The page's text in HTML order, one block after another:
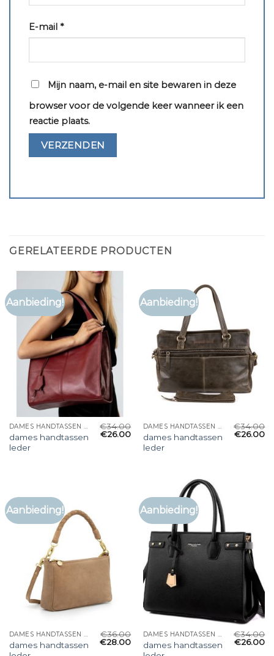
E-mail *
Mijn naam, e-mail en site bewaren in deze
browser voor de volgende keer wanneer ik een
reactie plaats.
GERELATEERDE PRODUCTEN
Aanbieding!
DAMES HANDTASSEN LEDER
dames handtassen
leder
€34.00
€26.00
Aanbieding!
DAMES HANDTASSEN LEDER
dames handtassen
leder
€34.00
€26.00
Aanbieding!
DAMES HANDTASSEN LEDER
dames handtassen
€36.00
€28.00
Aanbieding!
DAMES HANDTASSEN LEDER
dames handtassen
€34.00
€26.00